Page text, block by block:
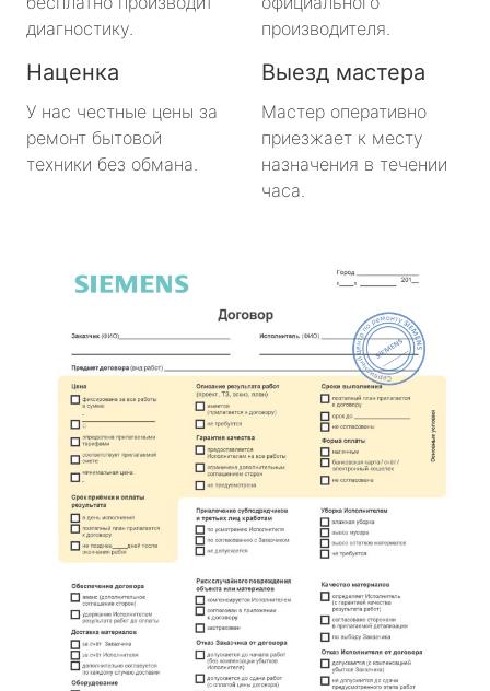
диагностику.
производителя.
Наценка
У нас честные цены за
ремонт бытовой
техники без обмана.
Выезд мастера
Мастер оперативно
приезжает к месту
назначения в течении
часа.